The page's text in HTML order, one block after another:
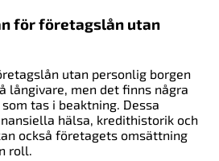
för företagslån utan
utan personlig borgen
långivare, men det finns några
tas i beaktning. Dessa
hälsa, kredithistorik och
också företagets omsättning
roll.